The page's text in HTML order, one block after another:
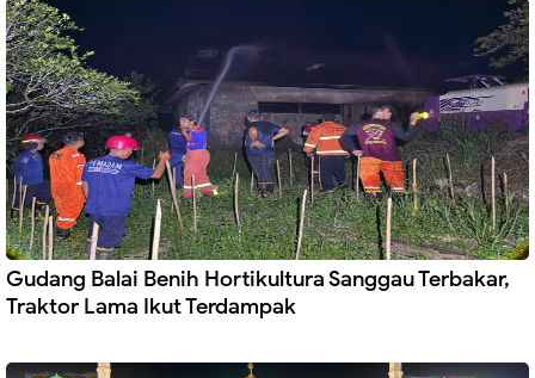
Gudang Balai Benih Hortikultura Sanggau Terbakar,
Traktor Lama Ikut Terdampak